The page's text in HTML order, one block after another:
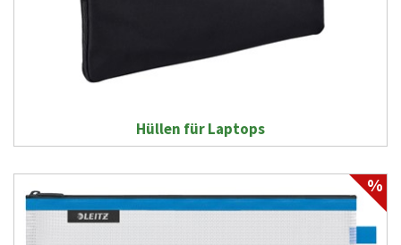
Hüllen für Laptops
%